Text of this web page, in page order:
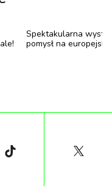
Spektakularna
pomysł na europejski